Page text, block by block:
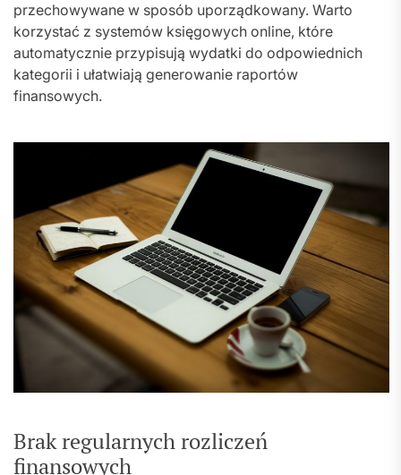
przechowywane w sposób uporządkowany. Warto
korzystać z systemów księgowych online, które
automatycznie przypisują wydatki do odpowiednich
kategorii i ułatwiają generowanie raportów
finansowych.
Brak regularnych rozliczeń
finansowych